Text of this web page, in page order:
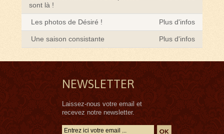
sont là !
Les photos de Désiré ! Plus d'infos
Une saison consistante Plus d'infos
NEWSLETTER
Laissez-nous votre email et
recevez notre newsletter.